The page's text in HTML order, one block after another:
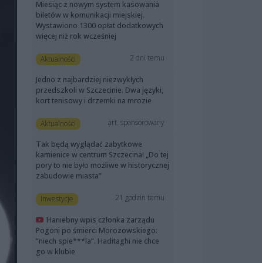
Miesiąc z nowym system kasowania
biletów w komunikacji miejskiej.
Wystawiono 1300 opłat dodatkowych
więcej niż rok wcześniej
Aktualności 2 dni temu
Jedno z najbardziej niezwykłych
przedszkoli w Szczecinie. Dwa języki,
kort tenisowy i drzemki na mrozie
Aktualności art. sponsorowany
Tak będą wyglądać zabytkowe
kamienice w centrum Szczecina! „Do tej
pory to nie było możliwe w historycznej
zabudowie miasta”
Inwestycje 21 godzin temu
Haniebny wpis członka zarządu
Pogoni po śmierci Morozowskiego:
“niech spie***la”. Haditaghi nie chce
go w klubie